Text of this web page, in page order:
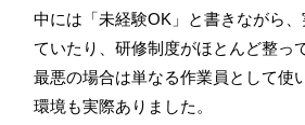
中には「未経験OK」と書きながら
ていたり、研修制度がほとんど整っ
最悪の場合は単なる作業員として使
環境も実際ありました。